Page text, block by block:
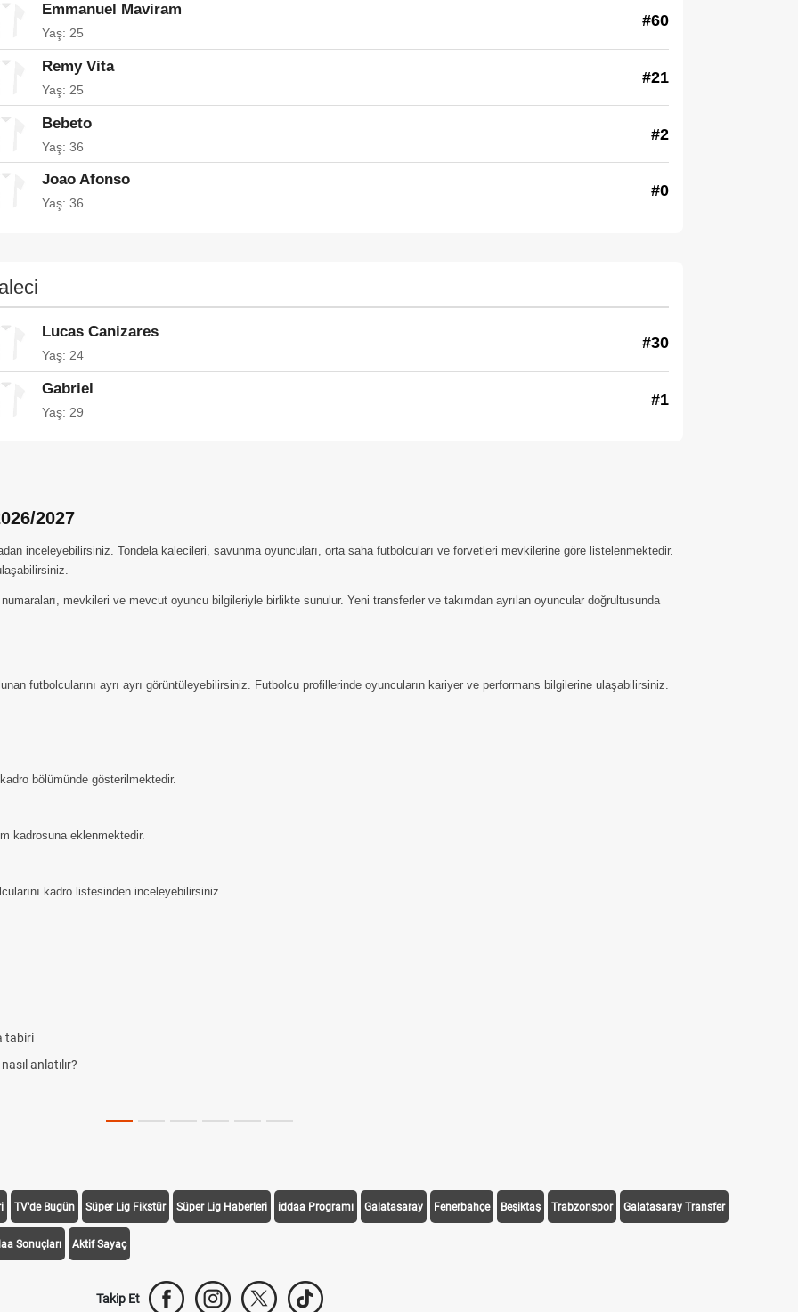
Emmanuel Maviram
Yaş: 25
#60
Remy Vita
Yaş: 25
#21
Bebeto
Yaş: 36
#2
Joao Afonso
Yaş: 36
#0
Lucas Canizares
Yaş: 24
#30
Gabriel
Yaş: 29
#1
2027
inceleyebilirsiniz. Tondela kalecileri, savunma oyuncuları, orta saha futbolcuları ve forvetleri mevkilerine göre listelenmektedir.
mevkileri ve mevcut oyuncu bilgileriyle birlikte sunulur. Yeni transferler ve takımdan ayrılan oyuncular doğrultusunda
futbolcularını ayrı ayrı görüntüleyebilirsiniz. Futbolcu profillerinde oyuncuların kariyer ve performans bilgilerine ulaşabilirsiniz.
bölümünde gösterilmektedir.
kadrosuna eklenmektedir.
kadro listesinden inceleyebilirsiniz.
TV'de Bugün Süper Lig Fikstür Süper Lig Haberleri iddaa Programı Galatasaray Fenerbahçe Beşiktaş Trabzonspor Galatasaray Transfer
Sonuçları Aktif Sayaç
Takip Et